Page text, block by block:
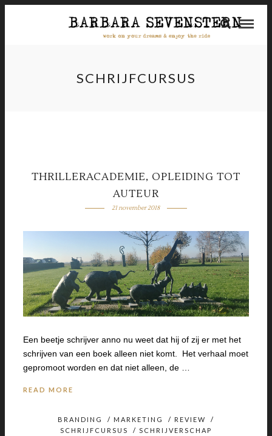
SCHRIJFCURSUS
THRILLERACADEMIE, OPLEIDING TOT
AUTEUR
21 november 2018
Een beetje schrijver anno nu weet dat hij of zij er met het
schrijven van een boek alleen niet komt. Het verhaal moet
gepromoot worden en dat niet alleen, de …
READ MORE
BRANDING / MARKETING / REVIEW
/
SCHRIJFCURSUS
/ SCHRIJVERSCHAP